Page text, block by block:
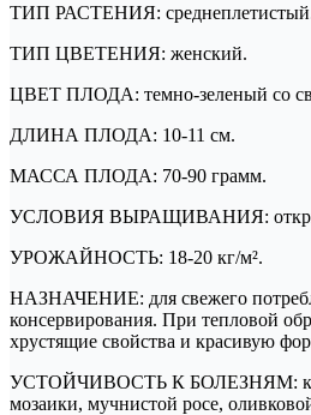
ТИП РАСТЕНИЯ:
ТИП ЦВЕТЕНИЯ: женский.
ЦВЕТ ПЛОДА: темно-зеленый со
ДЛИНА ПЛОДА: 10-11 см.
МАССА ПЛОДА: 70-90 грамм.
УСЛОВИЯ ВЫРАЩИВАНИЯ:
УРОЖАЙНОСТЬ: 18-20 кг/м².
НАЗНАЧЕНИЕ: для свежего
консервирования. При тепловой
хрустящие свойства и красивую
УСТОЙЧИВОСТЬ К БОЛЕЗНЯМ: к
мозаики, мучнистой росе,